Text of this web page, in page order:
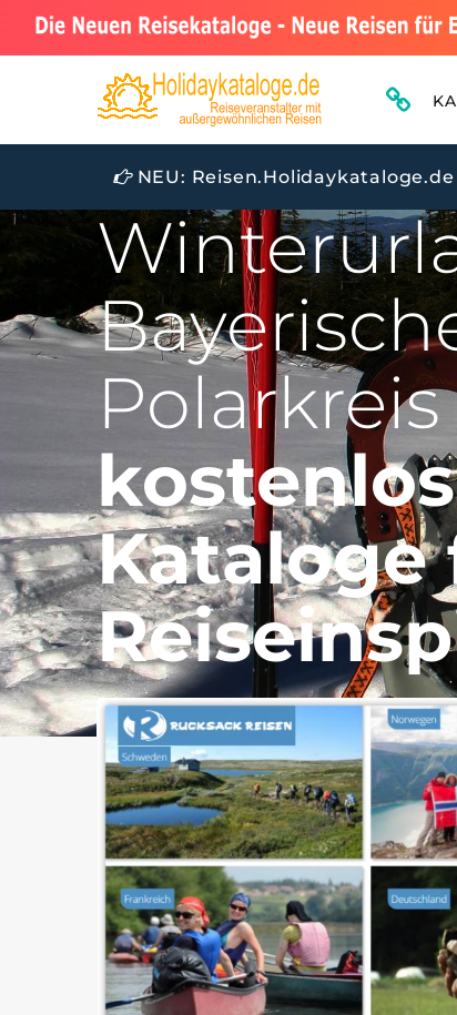
NEU:
MIT AKTIVREISEN IM SCHNEE,
Polarkreis
Kataloge
Zu den Reiseveranstalter